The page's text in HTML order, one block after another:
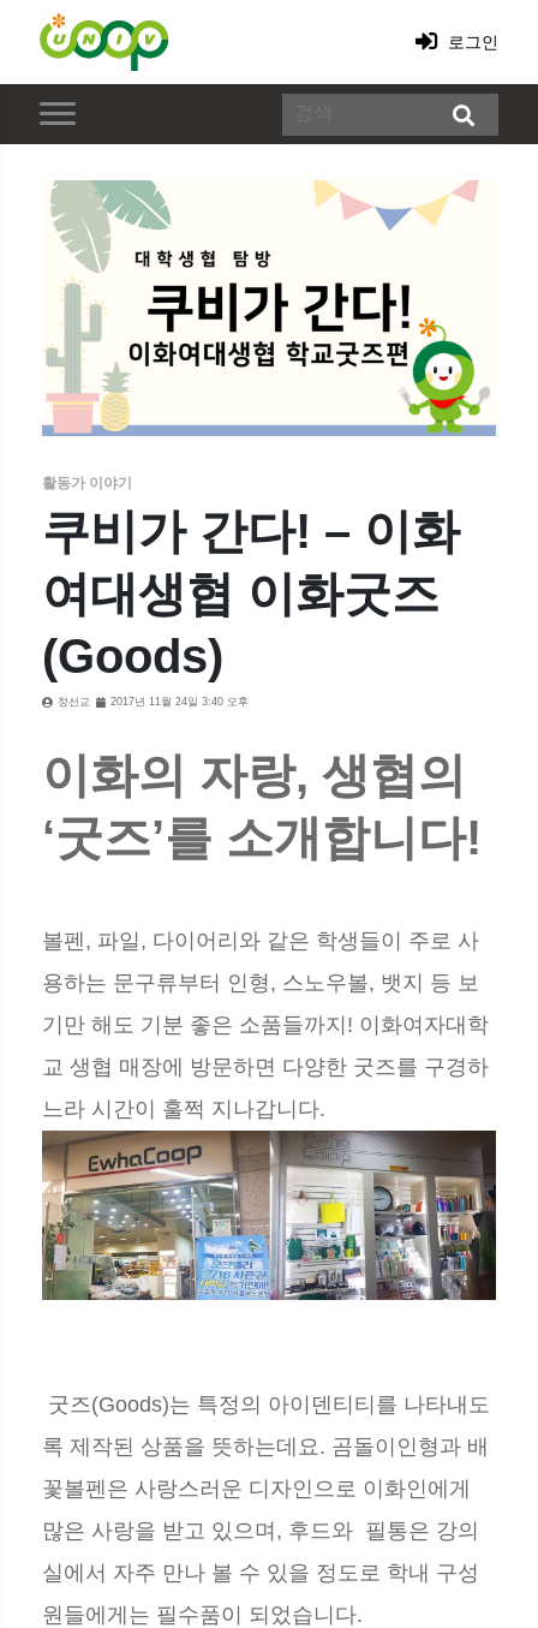
로그인
활동가 이야기
쿠비가 간다! – 이화
여대생협 이화굿즈
(Goods)
정선교 2017년 11월 24일 3:40 오후
이화의 자랑, 생협의
‘굿즈’를 소개합니다!
볼펜, 파일, 다이어리와 같은 학생들이 주로 사
용하는 문구류부터 인형, 스노우볼, 뱃지 등 보
기만 해도 기분 좋은 소품들까지! 이화여자대학
교 생협 매장에 방문하면 다양한 굿즈를 구경하
느라 시간이 훌쩍 지나갑니다.
굿즈(Goods)는 특정의 아이덴티티를 나타내도
록 제작된 상품을 뜻하는데요. 곰돌이인형과 배
꽃볼펜은 사랑스러운 디자인으로 이화인에게
많은 사랑을 받고 있으며, 후드와 필통은 강의
실에서 자주 만나 볼 수 있을 정도로 학내 구성
원들에게는 필수품이 되었습니다.